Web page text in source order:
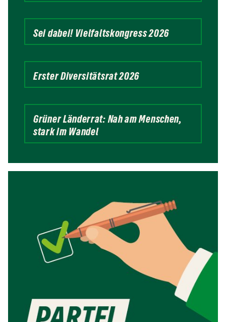
Sei dabei! Vielfaltskongress 2026
Erster Diversitätsrat 2026
Grüner Länderrat: Nah am Menschen,
stark im Wandel